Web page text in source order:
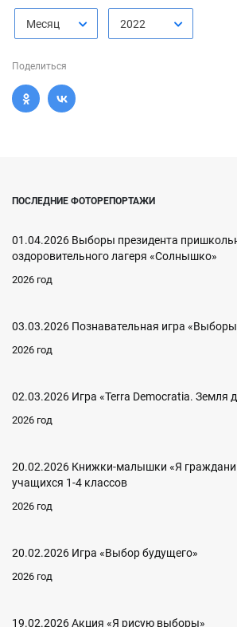
Месяц 2022
Поделиться
ПОСЛЕДНИЕ ФОТОРЕПОРТАЖИ
01.04.2026 Выборы президента
оздоровительного лагеря «Солнышко»
2026 год
03.03.2026 Познавательная игра
2026 год
02.03.2026 Игра «Terra Democratia. Земля
2026 год
20.02.2026 Книжки-малышки «Я
учащихся 1-4 классов
2026 год
20.02.2026 Игра «Выбор будущего»
2026 год
19.02.2026 Акция «Я рисую выборы»